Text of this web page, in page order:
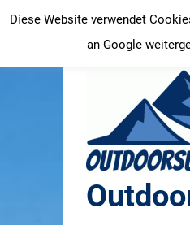
Inhalt
springen
Diese Website verwendet
an Google